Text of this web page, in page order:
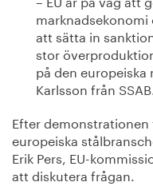
att sätta in
stor
på den europeiska
Karlsson från
Efter
europeiska
Erik Pers, EU-
att diskutera frågan.